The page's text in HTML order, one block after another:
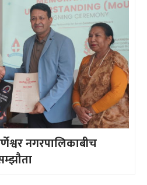
नगरपालिकाबीच